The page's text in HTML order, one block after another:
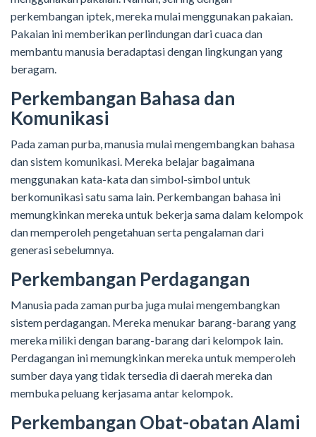
perkembangan iptek, mereka mulai menggunakan pakaian.
Pakaian ini memberikan perlindungan dari cuaca dan
membantu manusia beradaptasi dengan lingkungan yang
beragam.
Perkembangan Bahasa dan
Komunikasi
Pada zaman purba, manusia mulai mengembangkan bahasa
dan sistem komunikasi. Mereka belajar bagaimana
menggunakan kata-kata dan simbol-simbol untuk
berkomunikasi satu sama lain. Perkembangan bahasa ini
memungkinkan mereka untuk bekerja sama dalam kelompok
dan memperoleh pengetahuan serta pengalaman dari
generasi sebelumnya.
Perkembangan Perdagangan
Manusia pada zaman purba juga mulai mengembangkan
sistem perdagangan. Mereka menukar barang-barang yang
mereka miliki dengan barang-barang dari kelompok lain.
Perdagangan ini memungkinkan mereka untuk memperoleh
sumber daya yang tidak tersedia di daerah mereka dan
membuka peluang kerjasama antar kelompok.
Perkembangan Obat-obatan Alami